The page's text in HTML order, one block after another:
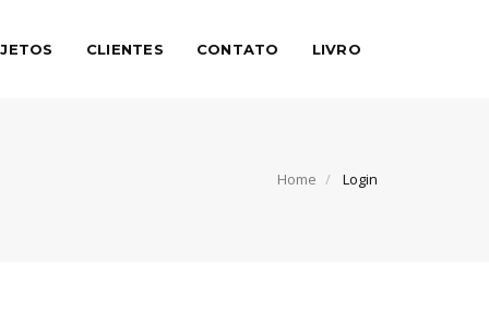
CLIENTES CONTATO LIVRO
Home Login